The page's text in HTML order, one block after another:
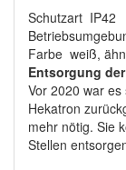
Schutzart IP42
Farbe weiß,
Entsorgung
Vor 2020 war
Hekatron
mehr nötig. Sie
Stellen